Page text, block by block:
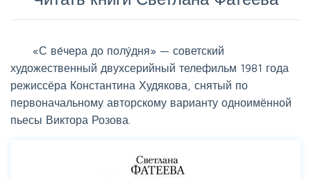
«С ве́чера до полу́дня» — советский
художественный двухсерийный телефильм 1981 года
режиссёра Константина Худякова, снятый по
первоначальному авторскому варианту одноимённой
пьесы Виктора Розова.